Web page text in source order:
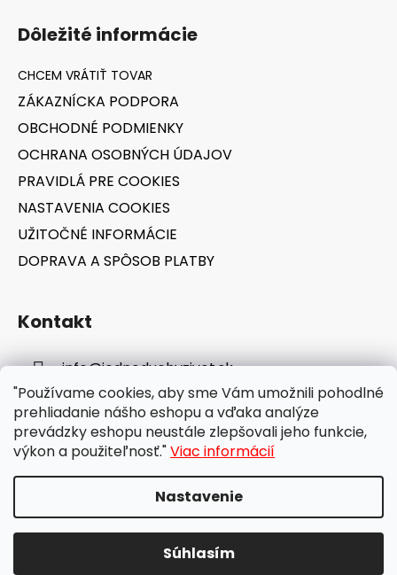
"Používame cookies, aby sme Vám umožnili pohodlné
prehliadanie nášho eshopu a vďaka analýze
prevádzky eshopu neustále zlepšovali jeho funkcie,
výkon a použiteľnosť."Viac informácií
Nastavenie
Súhlasím
Dôležité informácie
ZÁKAZNÍCKA PODPORA
OBCHODNÉ PODMIENKY
OCHRANA OSOBNÝCH ÚDAJOV
PRAVIDLÁ PRE COOKIES
NASTAVENIA COOKIES
UŽITOČNÉ INFORMÁCIE
DOPRAVA A SPÔSOB PLATBY
Kontakt
info@jednoduchyzivot.sk
E-shop: 0948 647 767
Vytvoril Shoptet
jednoduchyzivot.sk